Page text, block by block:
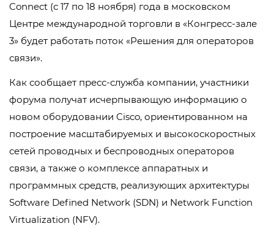
Connect (с 17 по 18 ноября) года в московском
Центре международной торговли в «Конгресс-зале
3» будет работать поток «Решения для операторов
связи».
Как сообщает пресс-служба компании, участники
форума получат исчерпывающую информацию о
новом оборудовании Cisco, ориентированном на
построение масштабируемых и высокоскоростных
сетей проводных и беспроводных операторов
связи, а также о комплексе аппаратных и
программных средств, реализующих архитектуры
Software Defined Network (SDN) и Network Function
Virtualization (NFV).